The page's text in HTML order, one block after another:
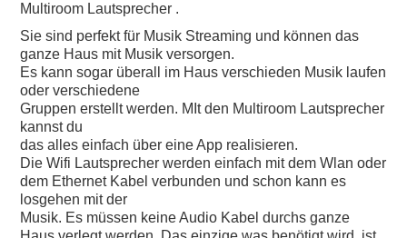
Multiroom Lautsprecher .
Sie sind perfekt für Musik Streaming und können das
ganze Haus mit Musik versorgen.
Es kann sogar überall im Haus verschieden Musik laufen
oder verschiedene
Gruppen erstellt werden. MIt den Multiroom Lautsprecher
kannst du
das alles einfach über eine App realisieren.
Die Wifi Lautsprecher werden einfach mit dem Wlan oder
dem Ethernet Kabel verbunden und schon kann es
losgehen mit der
Musik. Es müssen keine Audio Kabel durchs ganze